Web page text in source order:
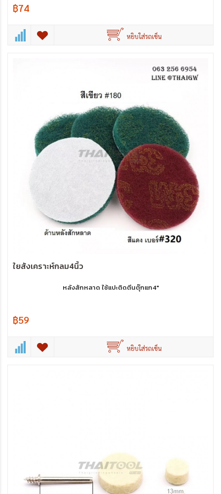
฿74
หยิบใส่รถเข็น
ใยสังเคราะห์กลม4นิ้ว
หลังสักหลาด ใช้แปะติดตีนตุ๊กแก4"
฿59
หยิบใส่รถเข็น